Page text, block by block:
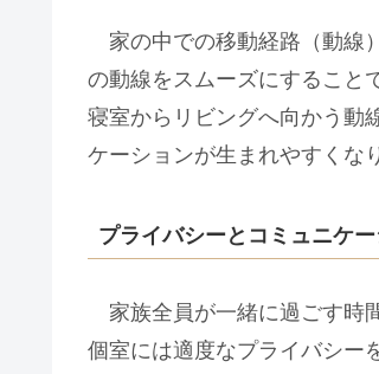
家の中での移動経路（動線
の動線をスムーズにすること
寝室からリビングへ向かう動
ケーションが生まれやすくな
プライバシーとコミュニケ
家族全員が一緒に過ごす時
個室には適度なプライバシー